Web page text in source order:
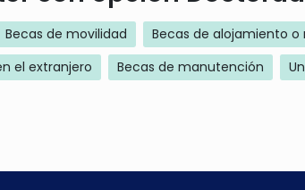
Becas de movilidad Becas de alojamiento o
el extranjero
Becas de manutención